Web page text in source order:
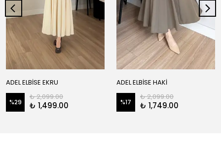
ADEL ELBİSE EKRU
%29
₺ 2,099.00
₺ 1,499.00
ADEL ELBİSE HAKİ
%17
₺ 2,099.00
₺ 1,749.00